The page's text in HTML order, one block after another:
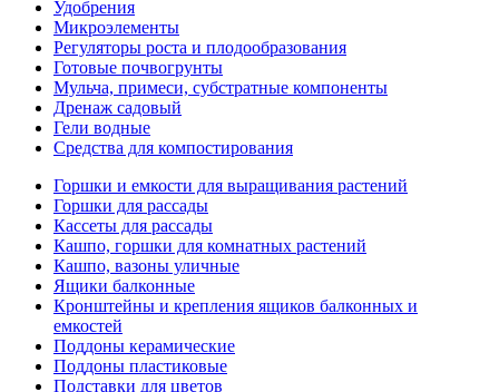
Удобрения
Микроэлементы
Регуляторы роста и плодообразования
Готовые почвогрунты
Мульча, примеси, субстратные компоненты
Дренаж садовый
Гели водные
Средства для компостирования
Горшки и емкости для выращивания растений
Горшки для рассады
Кассеты для рассады
Кашпо, горшки для комнатных растений
Кашпо, вазоны уличные
Ящики балконные
Кронштейны и крепления ящиков балконных и
емкостей
Поддоны керамические
Поддоны пластиковые
Подставки для цветов